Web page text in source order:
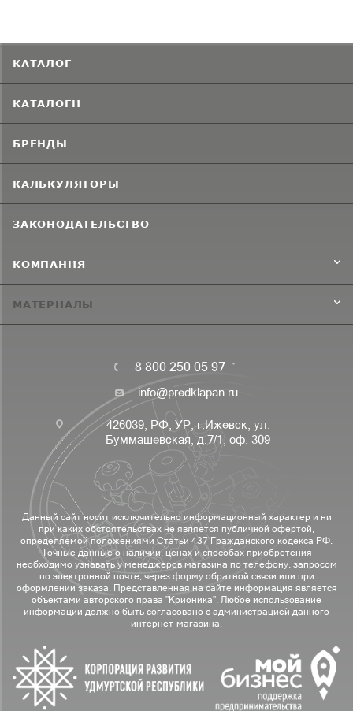
КАТАЛОГ
КАТАЛОГИ
БРЕНДЫ
КАЛЬКУЛЯТОРЫ
ЗАКОНОДАТЕЛЬСТВО
КОМПАНИЯ
МАТЕРИАЛЫ
8 800 250 05 97
info@predklapan.ru
426039, РФ, УР, г.Ижевск, ул.
Буммашевская, д.7/1, оф. 309
Данный сайт носит исключительно информационный характер и ни
при каких обстоятельствах не является публичной офертой,
определяемой положениями Статьи 437 Гражданского кодекса РФ.
Точные данные о наличии, ценах и способах приобретения
необходимо узнавать у менеджеров магазина по телефону, запросом
по электронной почте, через форму обратной связи или при
оформлении заказа. Представленная на сайте информация является
объектами авторского права "Крионика". Любое использование
информации должно быть согласовано с администрацией данного
интернет-магазина.